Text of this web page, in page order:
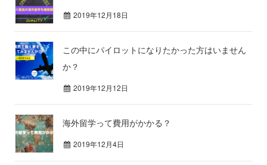
2019年12月18日
この中にパイロットになりたかった方はいません
か？
2019年12月12日
海外留学って費用がかかる？
2019年12月4日